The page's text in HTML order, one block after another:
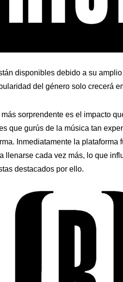
disponibles debido a su
del género solo crecerá
sorprendente es el impacto
que gurús de la música tan
Inmediatamente la
llenarse cada vez más, lo que
destacados por ello.